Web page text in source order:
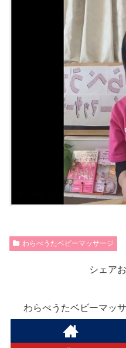
わらべうたベビーマッサージ
シェア
わらべうたベビーマッ